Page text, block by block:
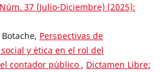
37 (Julio-Diciembre) (2025):
Perspectivas de
y ética en el rol del
contador público , Dictamen Libre: